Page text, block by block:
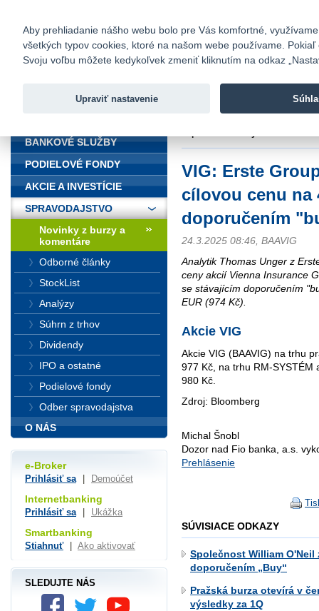
Fio banka
Fio banka
VIG: Erste
cílovou cenu na
doporučením
24.3.2025 08:46, BAAVIG
Analytik Thomas Unger z
ceny akcií Vienna Insurance
se stávajícím doporučením
EUR (974 Kč).
Akcie VIG
Akcie VIG (BAAVIG) na trhu
977 Kč, na trhu RM-SYSTÉM
980 Kč.
Zdroj: Bloomberg
Michal Šnobl
Dozor nad Fio banka, a.s.
Prehlásenie
SÚVISIACE ODKAZY
Společnost William O'Neil
doporučením „Buy“
Pražská burza otevírá v
výsledky za 1Q
BANKOVÉ SLUŽBY
PODIELOVÉ FONDY
AKCIE A INVESTÍCIE
SPRAVODAJSTVO
Novinky z burzy a
komentáre
Odborné články
StockList
Analýzy
Súhrn z trhov
Dividendy
IPO a ostatné
Podielové fondy
Odber spravodajstva
O NÁS
e-Broker
Prihlásiť sa Demoúčet
Internetbanking
Prihlásiť sa Ukážka
Smartbanking
Stiahnuť Ako aktivovať
SLEDUJTE NÁS
Aby prehliadanie nášho webu bolo pre Vás komfortné,
všetkých typov cookies, ktoré na našom webe používame.
Svoju voľbu môžete kedykoľvek zmeniť kliknutím na odkaz
Upraviť nastavenie